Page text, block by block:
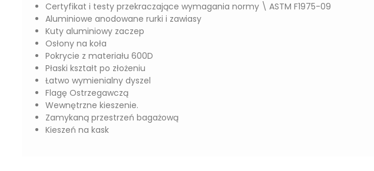
Certyfikat i testy przekraczające wymagania normy \ ASTM F1975-09
Aluminiowe anodowane rurki i zawiasy
Kuty aluminiowy zaczep
Osłony na koła
Pokrycie z materiału 600D
Płaski kształt po złożeniu
Łatwo wymienialny dyszel
Flagę Ostrzegawczą
Wewnętrzne kieszenie.
Zamykaną przestrzeń bagażową
Kieszeń na kask